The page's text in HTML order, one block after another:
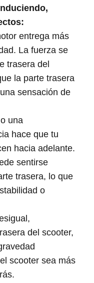
entrega más
La fuerza se
trasera del
la parte trasera
sensación de
una
hace que tu
hacia adelante.
sentirse
trasera, lo que
o
del scooter,
scooter sea más